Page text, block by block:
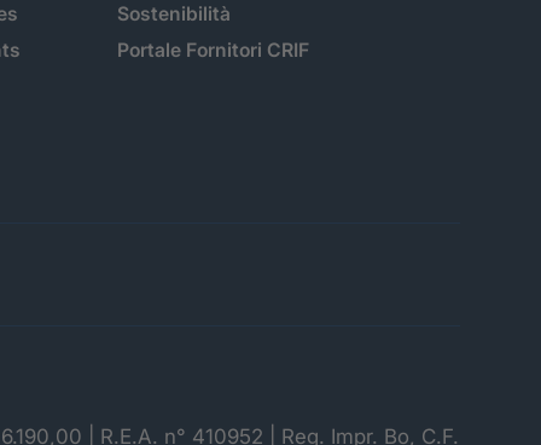
Sostenibilità
Portale Fornitori CRIF
| R.E.A. n° 410952 | Reg. Impr. Bo, C.F.